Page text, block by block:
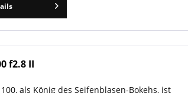
f2.8 II
als König des Seifenblasen-Bokehs, ist